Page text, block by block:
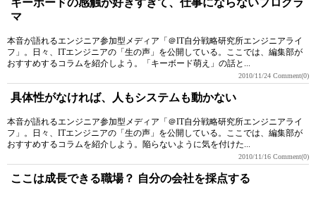
キーボードの感触が好きすぎて、仕事にならないプログラ
マ
本音が語れるエンジニア参加型メディア「＠IT自分戦略研究所エンジニアライ
フ」。日々、ITエンジニアの「生の声」を公開している。ここでは、編集部が
おすすめするコラムを紹介しよう。「キーボード萌え」の話と...
2010/11/24 Comment(0)
具体性がなければ、人もシステムも動かない
本音が語れるエンジニア参加型メディア「＠IT自分戦略研究所エンジニアライ
フ」。日々、ITエンジニアの「生の声」を公開している。ここでは、編集部が
おすすめするコラムを紹介しよう。陥らないように気を付けた...
2010/11/16 Comment(0)
ここは成長できる職場？ 自分の会社を採点する